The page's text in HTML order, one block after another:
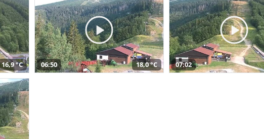
16,9 °C 06:50 18,0 °C 07:02